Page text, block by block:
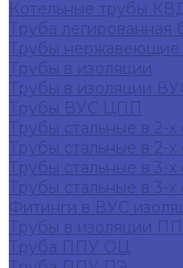
Котельные трубы
Труба легированная
Трубы
Трубы в изоляции
Трубы в изоляции
Трубы ВУС ЦПП
Трубы стальные в 2-
Трубы стальные в 2-
Трубы стальные в 3-
Трубы стальные в 3-
Фитинги в ВУС
Трубы в изоляции
Труба ППУ ОЦ